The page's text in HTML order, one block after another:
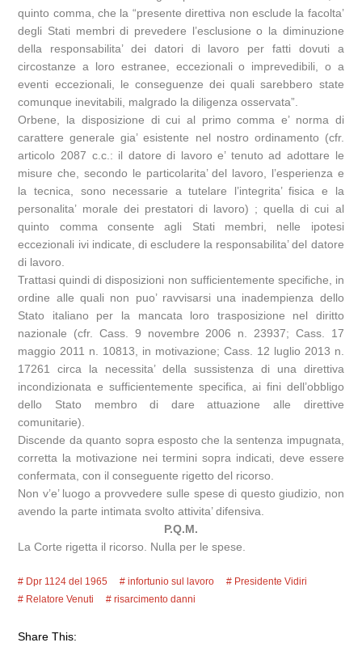
quinto comma, che la “presente direttiva non esclude la facolta’
degli Stati membri di prevedere l’esclusione o la diminuzione
della responsabilita’ dei datori di lavoro per fatti dovuti a
circostanze a loro estranee, eccezionali o imprevedibili, o a
eventi eccezionali, le conseguenze dei quali sarebbero state
comunque inevitabili, malgrado la diligenza osservata”.
Orbene, la disposizione di cui al primo comma e’ norma di
carattere generale gia’ esistente nel nostro ordinamento (cfr.
articolo 2087 c.c.: il datore di lavoro e’ tenuto ad adottare le
misure che, secondo le particolarita’ del lavoro, l’esperienza e
la tecnica, sono necessarie a tutelare l’integrita’ fisica e la
personalita’ morale dei prestatori di lavoro) ; quella di cui al
quinto comma consente agli Stati membri, nelle ipotesi
eccezionali ivi indicate, di escludere la responsabilita’ del datore
di lavoro.
Trattasi quindi di disposizioni non sufficientemente specifiche, in
ordine alle quali non puo’ ravvisarsi una inadempienza dello
Stato italiano per la mancata loro trasposizione nel diritto
nazionale (cfr. Cass. 9 novembre 2006 n. 23937; Cass. 17
maggio 2011 n. 10813, in motivazione; Cass. 12 luglio 2013 n.
17261 circa la necessita’ della sussistenza di una direttiva
incondizionata e sufficientemente specifica, ai fini dell’obbligo
dello Stato membro di dare attuazione alle direttive
comunitarie).
Discende da quanto sopra esposto che la sentenza impugnata,
corretta la motivazione nei termini sopra indicati, deve essere
confermata, con il conseguente rigetto del ricorso.
Non v’e’ luogo a provvedere sulle spese di questo giudizio, non
avendo la parte intimata svolto attivita’ difensiva.
P.Q.M.
La Corte rigetta il ricorso. Nulla per le spese.
Dpr 1124 del 1965 infortunio sul lavoro
Presidente Vidiri
Relatore Venuti
risarcimento danni
Share This: